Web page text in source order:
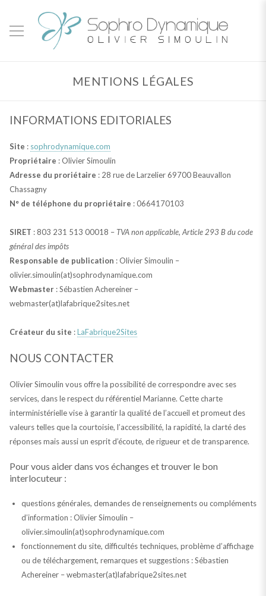
MENTIONS LÉGALES
INFORMATIONS EDITORIALES
Site : sophrodynamique.com
Propriétaire : Olivier Simoulin
Adresse du proriétaire : 28 rue de Larzelier 69700 Beauvallon
Chassagny
N° de téléphone du propriétaire : 0664170103
SIRET : 803 231 513 00018 – TVA non applicable, Article 293 B du code
général des impôts
Responsable de publication : Olivier Simoulin –
olivier.simoulin(at)sophrodynamique.com
Webmaster: Sébastien Achereiner –
webmaster(at)lafabrique2sites.net
Créateur du site :LaFabrique2Sites
NOUS CONTACTER
Olivier Simoulin vous offre la possibilité de correspondre avec ses
services, dans le respect du référentiel Marianne. Cette charte
interministérielle vise à garantir la qualité de l’accueil et promeut des
valeurs telles que la courtoisie, l’accessibilité, la rapidité, la clarté des
réponses mais aussi un esprit d’écoute, de rigueur et de transparence.
Pour vous aider dans vos échanges et trouver le bon
interlocuteur :
questions générales, demandes de renseignements ou compléments
d’information : Olivier Simoulin –
olivier.simoulin(at)sophrodynamique.com
fonctionnement du site, difficultés techniques, problème d’affichage
ou de téléchargement, remarques et suggestions : Sébastien
Achereiner – webmaster(at)lafabrique2sites.net